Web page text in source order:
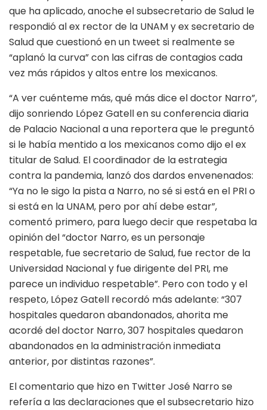
que ha aplicado, anoche el subsecretario de Salud le
respondió al ex rector de la UNAM y ex secretario de
Salud que cuestionó en un tweet si realmente se
“aplanó la curva” con las cifras de contagios cada
vez más rápidos y altos entre los mexicanos.
“A ver cuénteme más, qué más dice el doctor Narro”,
dijo sonriendo López Gatell en su conferencia diaria
de Palacio Nacional a una reportera que le preguntó
si le había mentido a los mexicanos como dijo el ex
titular de Salud. El coordinador de la estrategia
contra la pandemia, lanzó dos dardos envenenados:
“Ya no le sigo la pista a Narro, no sé si está en el PRI o
si está en la UNAM, pero por ahí debe estar”,
comentó primero, para luego decir que respetaba la
opinión del “doctor Narro, es un personaje
respetable, fue secretario de Salud, fue rector de la
Universidad Nacional y fue dirigente del PRI, me
parece un individuo respetable”. Pero con todo y el
respeto, López Gatell recordó más adelante: “307
hospitales quedaron abandonados, ahorita me
acordé del doctor Narro, 307 hospitales quedaron
abandonados en la administración inmediata
anterior, por distintas razones”.
El comentario que hizo en Twitter José Narro se
refería a las declaraciones que el subsecretario hizo